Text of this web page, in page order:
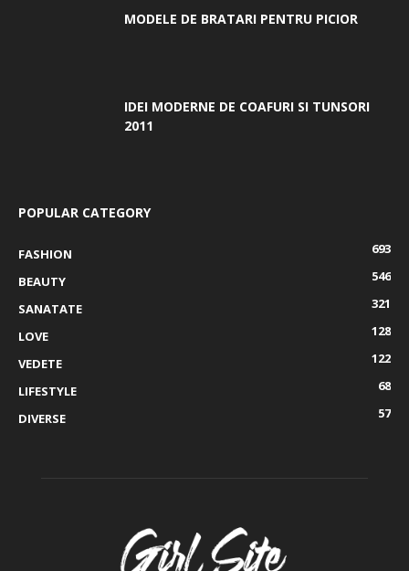
MODELE DE BRATARI PENTRU PICIOR
IDEI MODERNE DE COAFURI SI TUNSORI
2011
POPULAR CATEGORY
FASHION
693
BEAUTY
546
SANATATE
321
LOVE
128
VEDETE
122
LIFESTYLE
68
DIVERSE
57